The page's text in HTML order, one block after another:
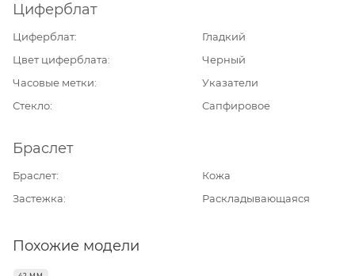
Циферблат
Циферблат
Гладкий
Цвет циферблата
Черный
Часовые метки
Указатели
Стекло
Сапфировое
Браслет
Браслет
Кожа
Застежка
Раскладывающаяся
Похожие модели